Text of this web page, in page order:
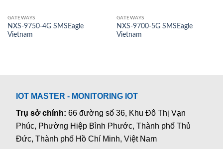
GATEWAYS
NXS-9750-4G SMSEagle
Vietnam
GATEWAYS
NXS-9700-5G SMSEagle
Vietnam
IOT MASTER - MONITORING IOT
Trụ sở chính:66 đường số 36, Khu Đô Thị Vạn
Phúc, Phường Hiệp Bình Phước, Thành phố Thủ
Đức, Thành phố Hồ Chí Minh, Việt Nam